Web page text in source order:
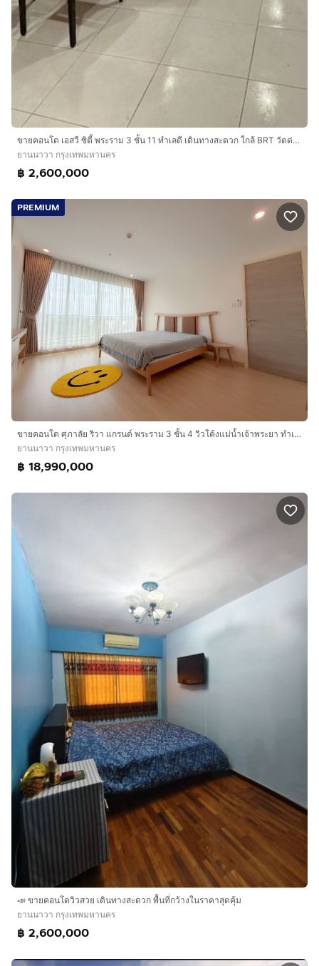
ขายคอนโด เอสวี ซิตี้ พระราม 3 ชั้น 11 ทำเลดี เดินทางสะดวก ใกล้ BRT วัดด่าน
ยานนาวา กรุงเทพมหานคร
฿ 2,600,000
PREMIUM
ขายคอนโด ศุภาลัย ริวา แกรนด์ พระราม 3 ชั้น 4 วิวโค้งแม่น้ำเจ้าพระยา ทำเลดี เดินทางสะดวก
ยานนาวา กรุงเทพมหานคร
฿ 18,990,000
📣 ขายคอนโดวิวสวย เดินทางสะดวก พื้นที่กว้างในราคาสุดคุ้ม
ยานนาวา กรุงเทพมหานคร
฿ 2,600,000